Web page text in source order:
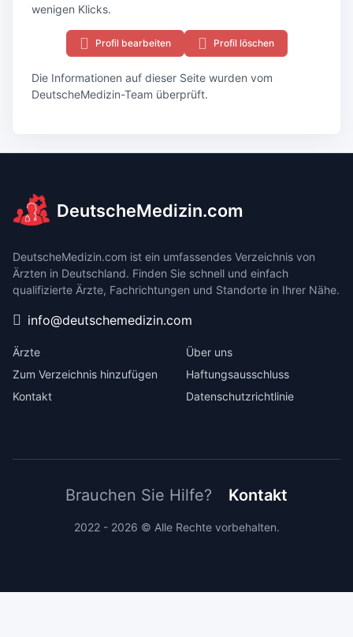
wenigen Klicks.
Profil bearbeiten Profil löschen
Die Informationen auf dieser Seite wurden vom
DeutscheMedizin-Team überprüft.
DeutscheMedizin.com
DeutscheMedizin.com ist ein umfassendes Verzeichnis von
Ärzten in Deutschland. Finden Sie schnell und einfach
qualifizierte Ärzte, Fachrichtungen und Standorte in Ihrer Nähe.
info@deutschemedizin.com
Ärzte
Zum Verzeichnis hinzufügen
Kontakt
Über uns
Haftungsausschluss
Datenschutzrichtlinie
Brauchen Sie Hilfe? Kontakt
2022 - 2026 © Alle Rechte vorbehalten.